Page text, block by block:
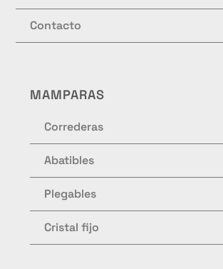
Contacto
MAMPARAS
Correderas
Abatibles
Plegables
Cristal fijo